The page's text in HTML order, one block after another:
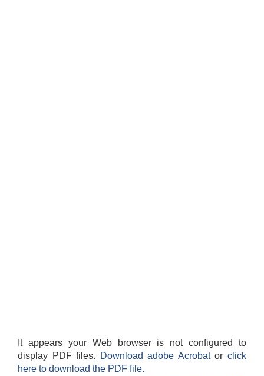
It appears your Web browser is not configured to
display PDF files.
Download adobe Acrobatorclick
here to download the PDF file.